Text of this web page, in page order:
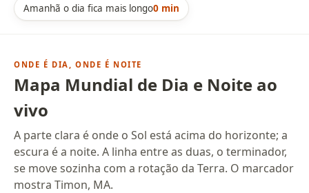
Amanhã o dia fica mais longo0 min
ONDE É DIA, ONDE É NOITE
Mapa Mundial de Dia e Noite ao
vivo
A parte clara é onde o Sol está acima do horizonte; a
escura é a noite. A linha entre as duas, o terminador,
se move sozinha com a rotação da Terra. O marcador
mostra Timon, MA.